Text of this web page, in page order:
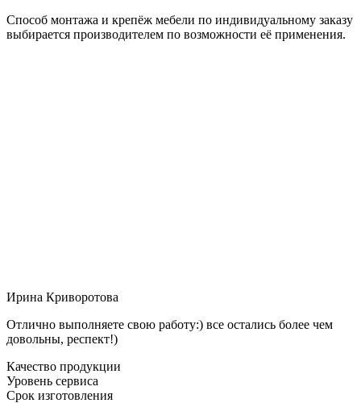
Способ монтажа и крепёж мебели по индивидуальному заказу
выбирается производителем по возможности её применения.
Ирина Криворотова
Отлично выполняете свою работу:) все остались более чем
довольны, респект!)
Качество продукции
Уровень сервиса
Срок изготовления